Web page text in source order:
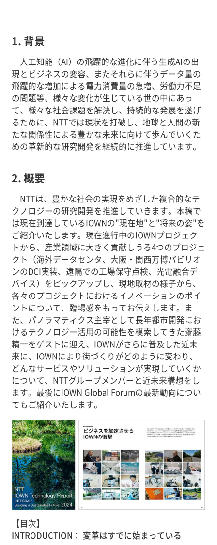
1. 背景
人工知能（AI）の飛躍的な進化に伴う生成AIの出
現とビジネスの変容、またそれらに伴うデータ量の
飛躍的な増加による電力消費量の急増、労働力不足
の問題等、様々な変化が生じている世の中にあっ
て、様々な社会課題を解決し、持続的な発展を遂げ
るために、NTTでは現状を打破し、地球と人間の新
たな関係性による豊かな未来に向けて歩んでいくた
めの革新的な研究開発を継続的に推進しています。
2. 概要
NTTは、豊かな社会の実現をめざした複合的なテ
クノロジーの研究開発を推進していきます。本稿で
は現在到達しているIOWNの"現在地"と"将来の姿"を
ご紹介いたします。現在進行中のIOWNプロジェク
トから、産業領域に大きく貢献しうる4つのプロジェ
クト（海外データセンタ、大阪・関西万博パビリオ
ンのDCI実装、遠隔での工場保守点検、光電融合デ
バイス）をピックアップし、現地取材の様子から、
各々のプロジェクトにおけるイノベーションのポイ
ントについて、臨場感をもってお伝えします。ま
た、パノラマティクス主宰として長年都市開発にお
けるテクノロジー活用の可能性を模索してきた齋藤
精一をゲストに迎え、IOWNがさらに普及した近未
来に、IOWNにより街づくりがどのように変わり、
どんなサービスやソリューションが実現していくか
について、NTTグループメンバーと近未来構想をし
ます。最後にIOWN Global Forumの最新動向につい
てもご紹介いたします。
【目次】
INTRODUCTION： 変革はすでに始まっている